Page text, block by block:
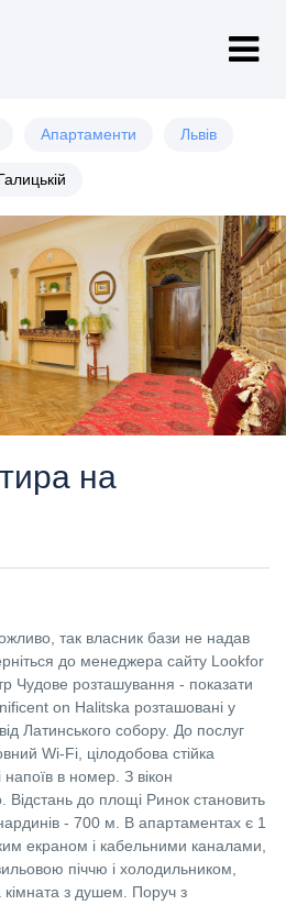
Апартаменти Львів
на
так власник бази не надав
до менеджера сайту Lookfor
Чудове розташування - показати
on Halitska розташовані у
Латинського собору. До послуг
Wi-Fi, цілодобова стійка
напоїв в номер. З вікон
Відстань до площі Ринок становить
- 700 м. В апартаментах є 1
екраном і кабельними каналами,
піччю і холодильником,
з душем. Поруч з